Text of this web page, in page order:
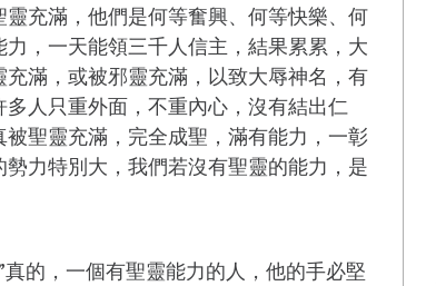
充滿，他們是何等奮興、何等快樂、何
，一天能領三千人信主，結果累累，大
滿，或被邪靈充滿，以致大辱神名，有
人只重外面，不重內心，沒有結出仁
聖靈充滿，完全成聖，滿有能力，一彰
力特別大，我們若沒有聖靈的能力，是
真的，一個有聖靈能力的人，他的手必堅